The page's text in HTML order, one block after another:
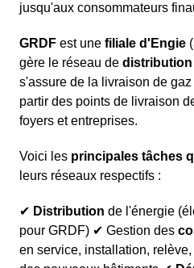
jusqu'aux consommateurs
GRDF est une filiale d'Engie
gère le réseau de distribution
s'assure de la livraison de
partir des points de livraison
foyers et entreprises.
Voici les principales tâches
leurs réseaux respectifs :
✔ Distribution de l'énergie
pour GRDF) ✔ Gestion des
en service, installation,